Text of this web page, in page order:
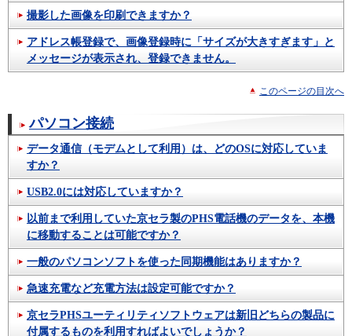
撮影した画像を印刷できますか？
アドレス帳登録で、画像登録時に「サイズが大きすぎます」と
メッセージが表示され、登録できません。
このページの目次へ
パソコン接続
データ通信（モデムとして利用）は、どのOSに対応していま
すか？
USB2.0には対応していますか？
以前まで利用していた京セラ製のPHS電話機のデータを、本機
に移動することは可能ですか？
一般のパソコンソフトを使った同期機能はありますか？
急速充電など充電方法は設定可能ですか？
京セラPHSユーティリティソフトウェアは新旧どちらの製品に
付属するものを利用すればよいでしょうか？